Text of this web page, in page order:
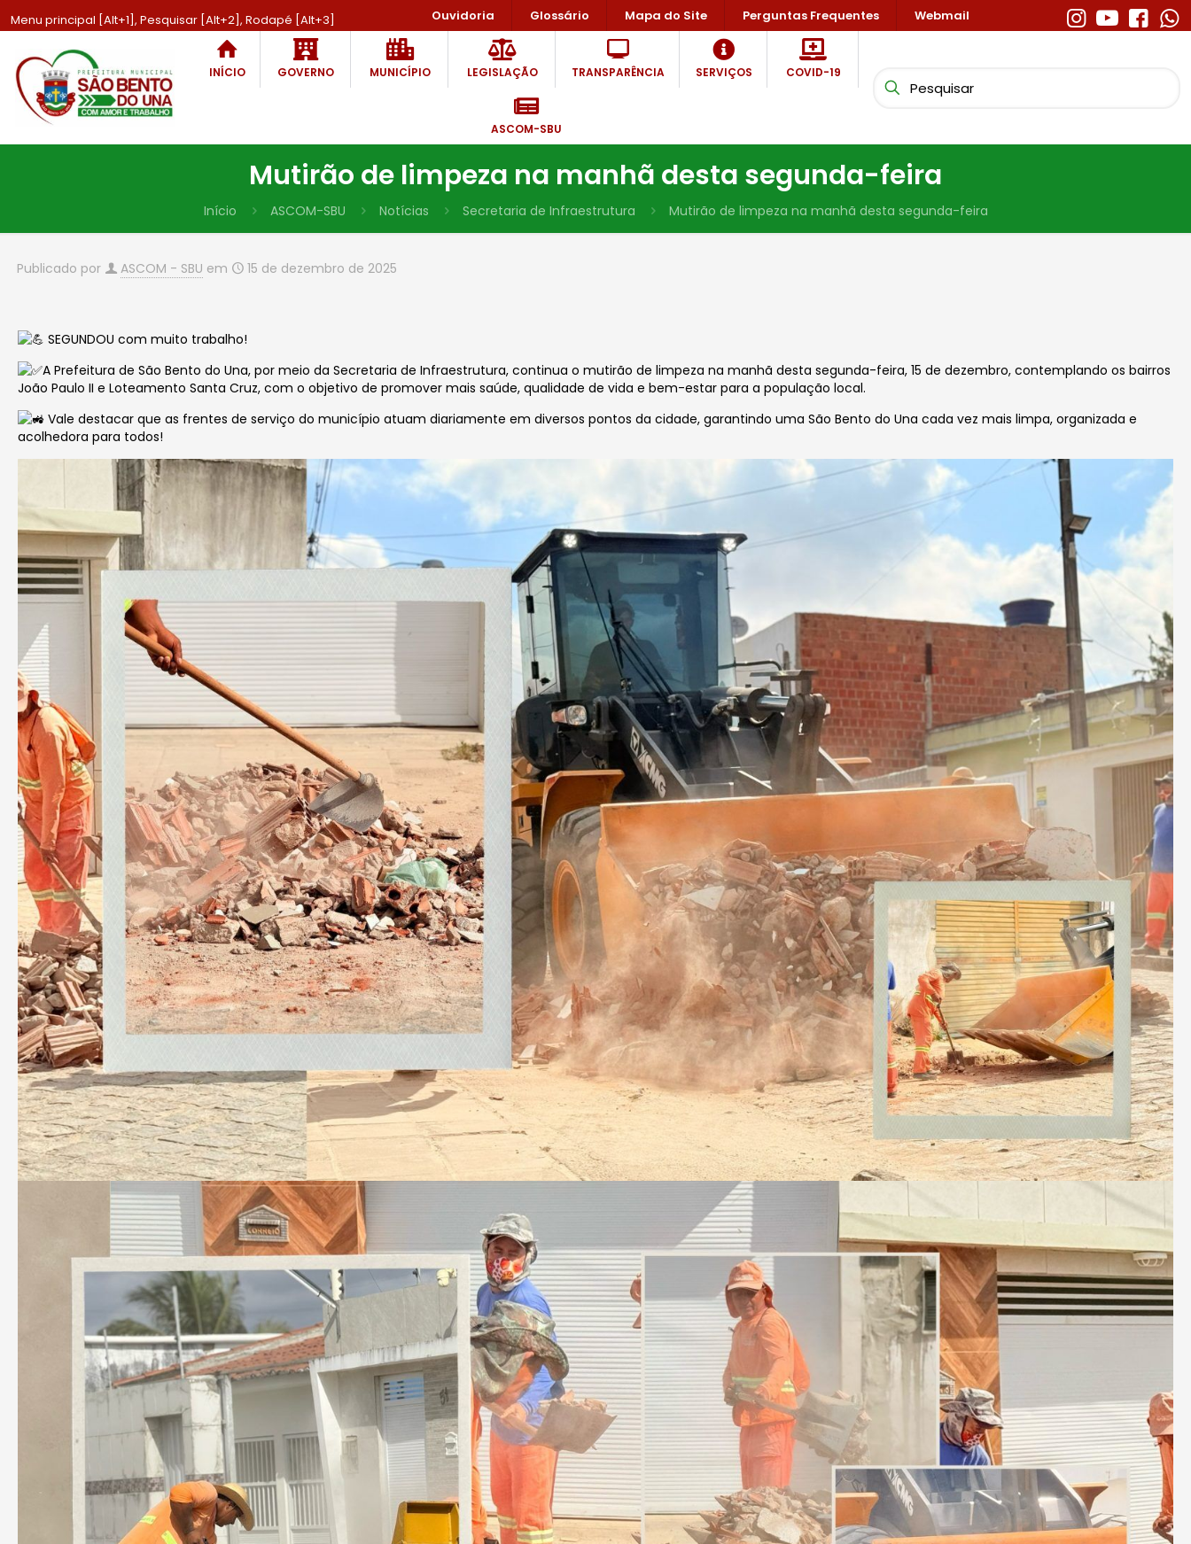
Menu principal [Alt+1], Pesquisar [Alt+2], Rodapé [Alt+3] Ouvidoria Glossário Mapa do Site Perguntas Frequentes Webmail
INÍCIO GOVERNO MUNICÍPIO LEGISLAÇÃO TRANSPARÊNCIA SERVIÇOS COVID-19
ASCOM-SBU
Mutirão de limpeza na manhã desta segunda-feira
Início ASCOM-SBU Notícias Secretaria de Infraestrutura Mutirão de limpeza na manhã desta segunda-feira
Publicado por ASCOM - SBU em 15 de dezembro de 2025
SEGUNDOU com muito trabalho!
A Prefeitura de São Bento do Una, por meio da Secretaria de Infraestrutura, continua o mutirão de limpeza na manhã desta segunda-feira, 15 de dezembro, contemplando os bairros
João Paulo II e Loteamento Santa Cruz, com o objetivo de promover mais saúde, qualidade de vida e bem-estar para a população local.
Vale destacar que as frentes de serviço do município atuam diariamente em diversos pontos da cidade, garantindo uma São Bento do Una cada vez mais limpa, organizada e
acolhedora para todos!